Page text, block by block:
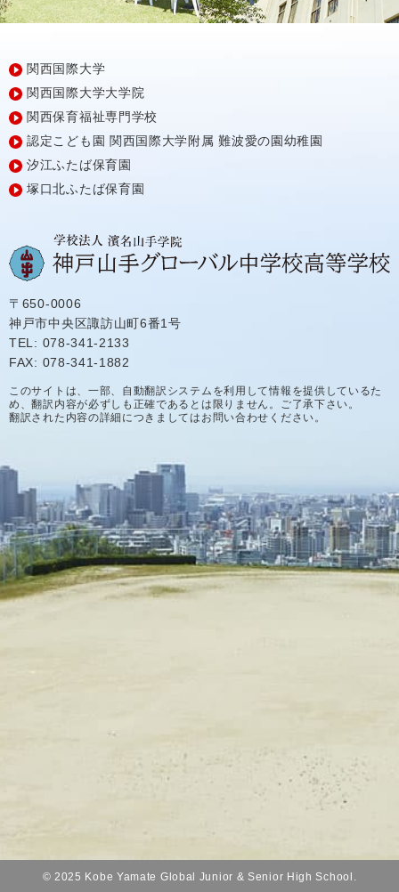
関西国際大学
関西国際大学大学院
関西保育福祉専門学校
認定こども園 関西国際大学附属 難波愛の園幼稚園
汐江ふたば保育園
塚口北ふたば保育園
〒650-0006
神戸市中央区諏訪山町6番1号
TEL: 078-341-2133
FAX: 078-341-1882
このサイトは、一部、自動翻訳システムを利用して情報を提供しているた
め、翻訳内容が必ずしも正確であるとは限りません。ご了承下さい。
翻訳された内容の詳細につきましてはお問い合わせください。
© 2025 Kobe Yamate Global Junior & Senior High School.